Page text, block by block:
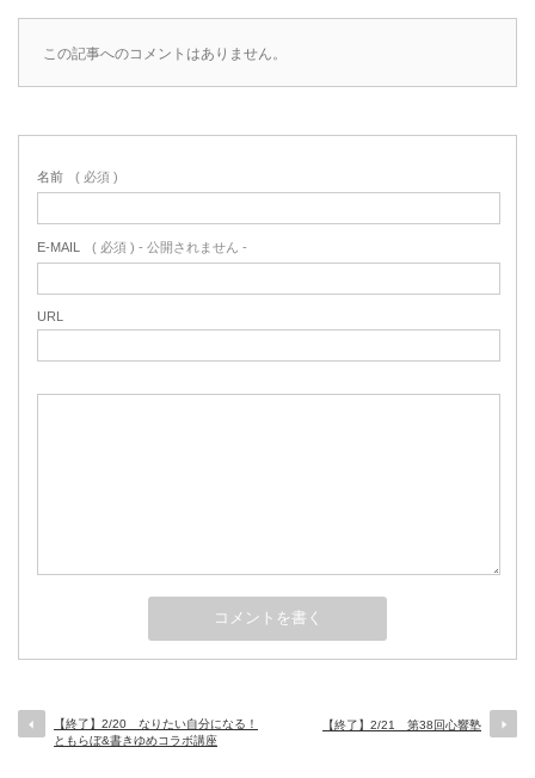
この記事へのコメントはありません。
名前 ( 必須 )
E-MAIL ( 必須 ) - 公開されません -
URL
【終了】2/20 なりたい自分になる！
ともらぼ&書きゆめコラボ講座
【終了】2/21 第38回心響塾